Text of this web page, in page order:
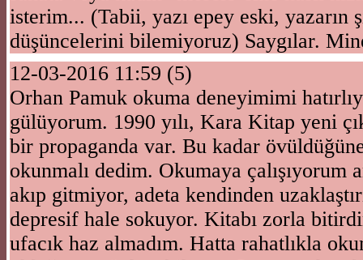
isterim... (Tabii, yazı epey eski, yazarın
düşüncelerini bilemiyoruz) Saygılar.
12-03-2016 11:59 (5)
Orhan Pamuk okuma deneyimimi
gülüyorum. 1990 yılı, Kara Kitap yeni
bir propaganda var. Bu kadar
okunmalı dedim. Okumaya çalışıyorum
akıp gitmiyor, adeta kendinden
depresif hale sokuyor. Kitabı zorla
ufacık haz almadım. Hatta rahatlıkla